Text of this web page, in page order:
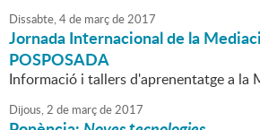
Dissabte,4de marçde2017
Jornada Internacional de la
POSPOSADA
Informació i tallers d'aprenentatge a la
Dijous,2 de marçde2017